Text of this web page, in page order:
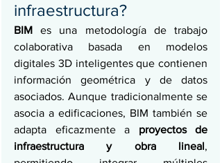
infraestructura?
BIM es una metodología de trabajo
colaborativa basada en modelos
digitales 3D inteligentes que contienen
información geométrica y de datos
asociados. Aunque tradicionalmente se
asocia a edificaciones, BIM también se
adapta eficazmente a proyectos de
infraestructura y obra lineal,